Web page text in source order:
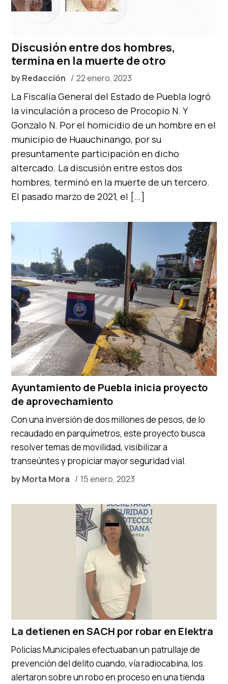
Discusión entre dos hombres,
termina en la muerte de otro
byRedacción 22 enero, 2023
La Fiscalía General del Estado de Puebla logró
la vinculación a proceso de Procopio N. Y
Gonzalo N. Por el homicidio de un hombre en el
municipio de Huauchinango, por su
presuntamente participación en dicho
altercado. La discusión entre estos dos
hombres, terminó en la muerte de un tercero.
El pasado marzo de 2021, el […]
Ayuntamiento de Puebla inicia proyecto
de aprovechamiento
byMorta Mora 15 enero, 2023
Con una inversión de dos millones de pesos, de lo
recaudado en parquímetros, este proyecto busca
resolver temas de movilidad, visibilizar a
transeúntes y propiciar mayor seguridad vial.
La detienen en SACH por robar en Elektra
Policías Municipales efectuaban un patrullaje de
prevención del delito cuando, vía radiocabina, los
alertaron sobre un robo en proceso en una tienda